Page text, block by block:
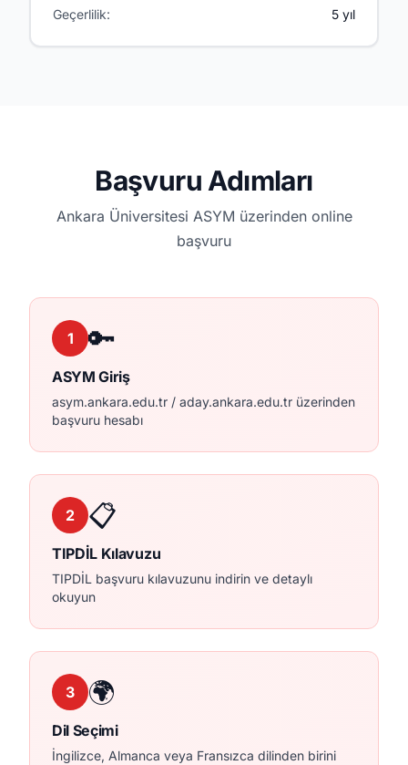
Geçerlilik: 5 yıl
Başvuru Adımları
Ankara Üniversitesi ASYM üzerinden online
başvuru
1 🔑
ASYM Giriş
asym.ankara.edu.tr / aday.ankara.edu.tr üzerinden
başvuru hesabı
2 📋
TIPDİL Kılavuzu
TIPDİL başvuru kılavuzunu indirin ve detaylı
okuyun
3 🌍
Dil Seçimi
İngilizce, Almanca veya Fransızca dilinden birini